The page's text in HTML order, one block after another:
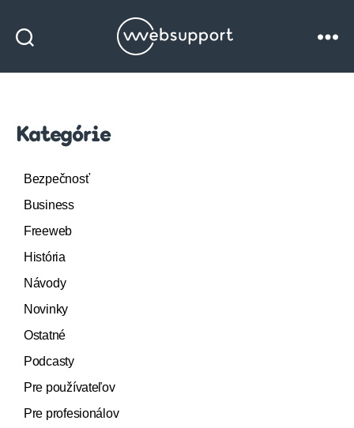
Websupport
Kategórie
Bezpečnosť
Business
Freeweb
História
Návody
Novinky
Ostatné
Podcasty
Pre používateľov
Pre profesionálov